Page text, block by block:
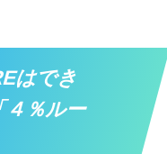
はでき
４％ルー